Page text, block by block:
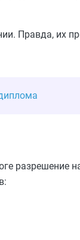
Правда, их
разрешение